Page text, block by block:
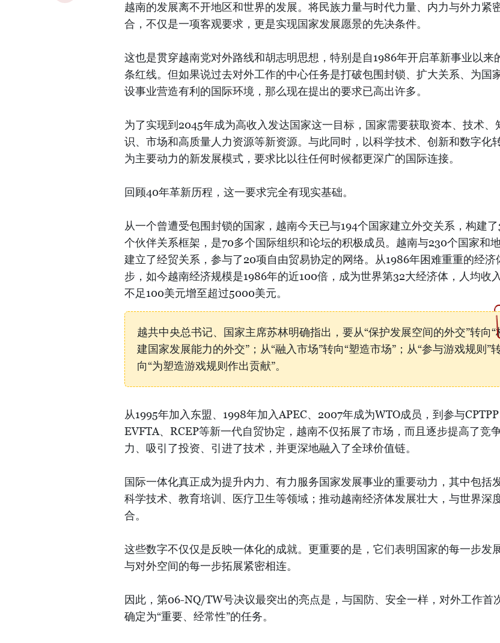
越南的发展离不开地区和世界的发展。将民族力量与时代力量、内力与外力紧
合，不仅是一项客观要求，更是实现国家发展愿景的先决条件。
这也是贯穿越南党对外路线和胡志明思想，特别是自1986年开启革新事业以来
条红线。但如果说过去对外工作的中心任务是打破包围封锁、扩大关系、为国
设事业营造有利的国际环境，那么现在提出的要求已高出许多。
为了实现到2045年成为高收入发达国家这一目标，国家需要获取资本、技术、
识、市场和高质量人力资源等新资源。与此同时，以科学技术、创新和数字化
为主要动力的新发展模式，要求比以往任何时候都更深广的国际连接。
回顾40年革新历程，这一要求完全有现实基础。
从一个曾遭受包围封锁的国家，越南今天已与194个国家建立外交关系，构建
个伙伴关系框架，是70多个国际组织和论坛的积极成员。越南与230个国家和
建立了经贸关系，参与了20项自由贸易协定的网络。从1986年困难重重的经济
步，如今越南经济规模是1986年的近100倍，成为世界第32大经济体，人均收
不足100美元增至超过5000美元。
越共中央总书记、国家主席苏林明确指出，要从“保护发展空间的外交”转向“
建国家发展能力的外交”；从“融入市场”转向“塑造市场”；从“参与游戏规则”
向“为塑造游戏规则作出贡献”。
从1995年加入东盟、1998年加入APEC、2007年成为WTO成员，到参与CPTPP
EVFTA、RCEP等新一代自贸协定，越南不仅拓展了市场，而且逐步提高了竞
力、吸引了投资、引进了技术，并更深地融入了全球价值链。
国际一体化真正成为提升内力、有力服务国家发展事业的重要动力，其中包括
科学技术、教育培训、医疗卫生等领域；推动越南经济体发展壮大，与世界深
合。
这些数字不仅仅是反映一体化的成就。更重要的是，它们表明国家的每一步发
与对外空间的每一步拓展紧密相连。
因此，第06-NQ/TW号决议最突出的亮点是，与国防、安全一样，对外工作首
确定为“重要、经常性”的任务。